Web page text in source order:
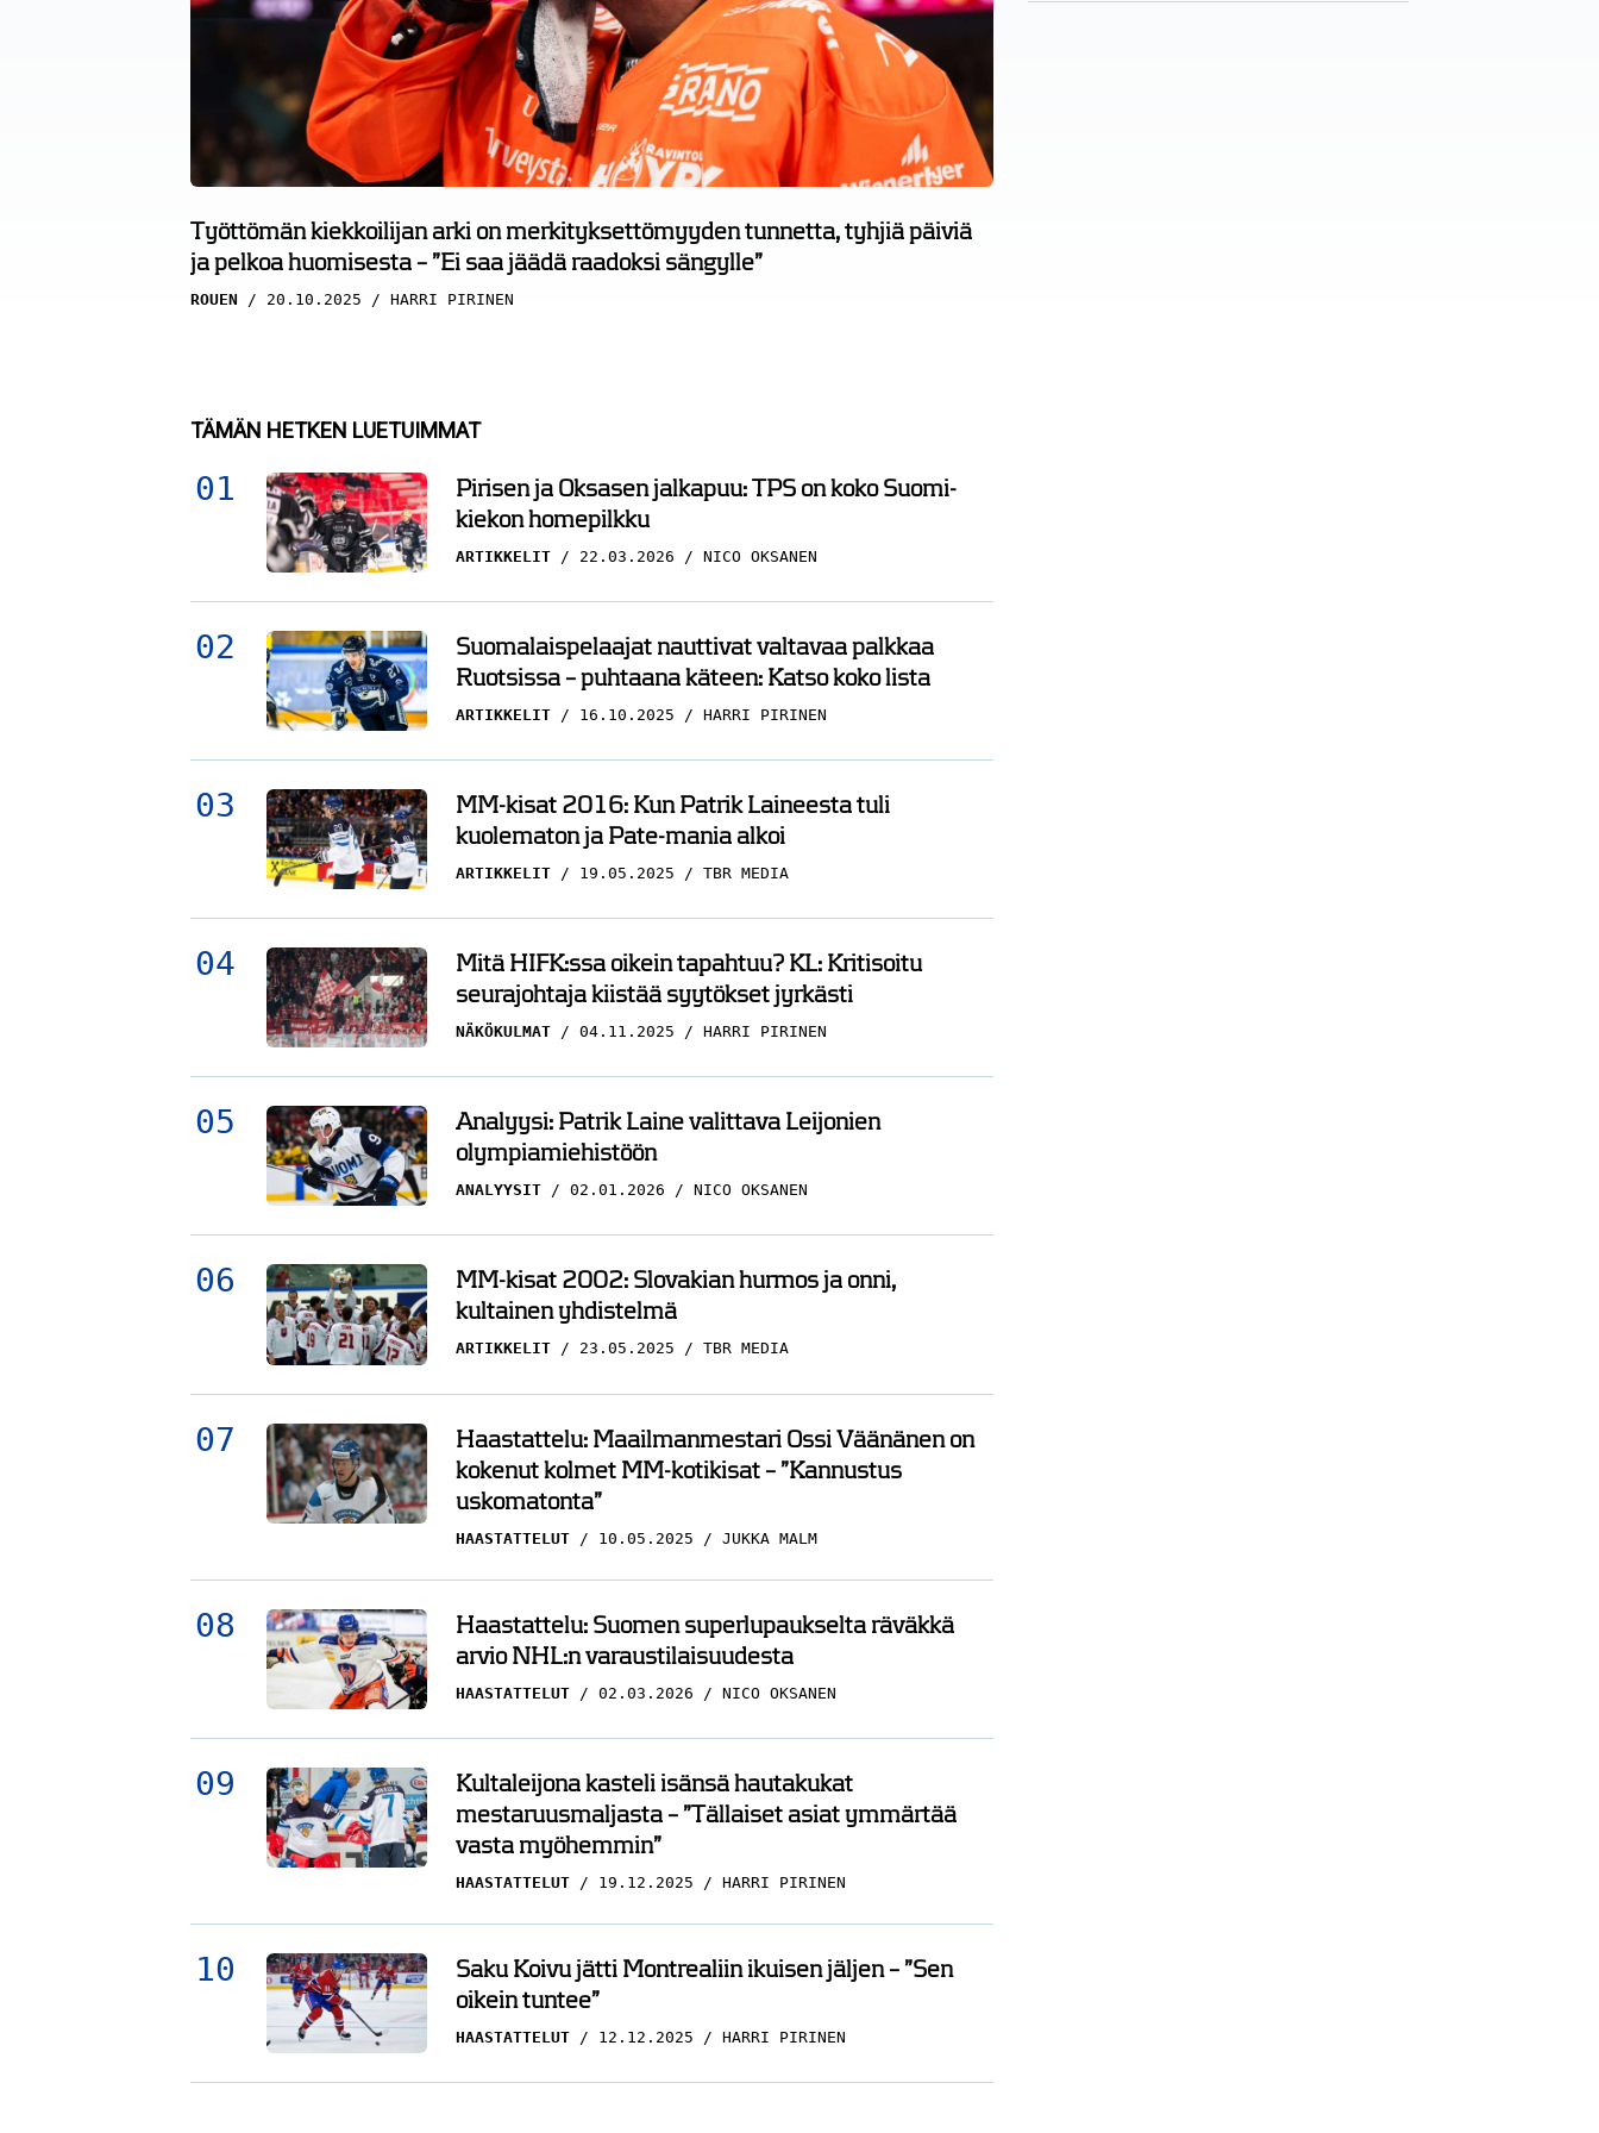
Työttömän kiekkoilijan arki on merkityksettömyyden tunnetta, tyhjiä päiviä
ja pelkoa huomisesta – ”Ei saa jäädä raadoksi sängylle”
ROUEN 20.10.2025 HARRI PIRINEN
TÄMÄN HETKEN LUETUIMMAT
Pirisen ja Oksasen jalkapuu: TPS on koko Suomi-
kiekon homepilkku
ARTIKKELIT 22.03.2026 NICO OKSANEN
Suomalaispelaajat nauttivat valtavaa palkkaa
Ruotsissa – puhtaana käteen: Katso koko lista
ARTIKKELIT 16.10.2025 HARRI PIRINEN
MM-kisat 2016: Kun Patrik Laineesta tuli
kuolematon ja Pate-mania alkoi
ARTIKKELIT 19.05.2025 TBR MEDIA
Mitä HIFK:ssa oikein tapahtuu? KL: Kritisoitu
seurajohtaja kiistää syytökset jyrkästi
NÄKÖKULMAT 04.11.2025 HARRI PIRINEN
Analyysi: Patrik Laine valittava Leijonien
olympiamiehistöön
ANALYYSIT 02.01.2026 NICO OKSANEN
MM-kisat 2002: Slovakian hurmos ja onni,
kultainen yhdistelmä
ARTIKKELIT 23.05.2025 TBR MEDIA
Haastattelu: Maailmanmestari Ossi Väänänen on
kokenut kolmet MM-kotikisat – ”Kannustus
uskomatonta”
HAASTATTELUT 10.05.2025 JUKKA MALM
Haastattelu: Suomen superlupaukselta räväkkä
arvio NHL:n varaustilaisuudesta
HAASTATTELUT 02.03.2026 NICO OKSANEN
Kultaleijona kasteli isänsä hautakukat
mestaruusmaljasta – ”Tällaiset asiat ymmärtää
vasta myöhemmin”
HAASTATTELUT 19.12.2025 HARRI PIRINEN
Saku Koivu jätti Montrealiin ikuisen jäljen – ”Sen
oikein tuntee”
HAASTATTELUT 12.12.2025 HARRI PIRINEN